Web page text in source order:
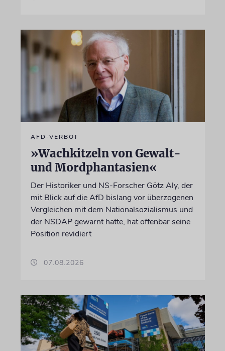
AFD-VERBOT
»Wachkitzeln von Gewalt-
und Mordphantasien«
Der Historiker und NS-Forscher Götz Aly, der
mit Blick auf die AfD bislang vor überzogenen
Vergleichen mit dem Nationalsozialismus und
der NSDAP gewarnt hatte, hat offenbar seine
Position revidiert
07.08.2026